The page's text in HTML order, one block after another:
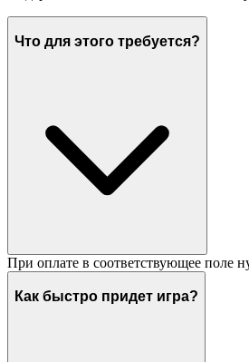
Что для этого требуется?
При оплате в соответствующее поле
Как быстро придет игра?